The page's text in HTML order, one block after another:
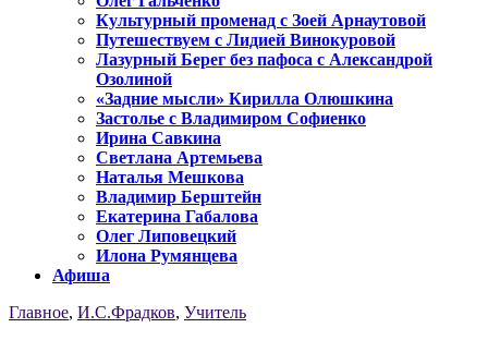
Культурный променад с Зоей Арнаутовой
Путешествуем с Лидией Винокуровой
Лазурный Берег без пафоса с Александрой
Озолиной
«Задние мысли» Кирилла Олюшкина
Застолье с Владимиром Софиенко
Ирина Савкина
Светлана Артемьева
Наталья Мешкова
Владимир Берштейн
Екатерина Габалова
Олег Липовецкий
Илона Румянцева
Афиша
Главное, И.С.Фрадков, Учитель